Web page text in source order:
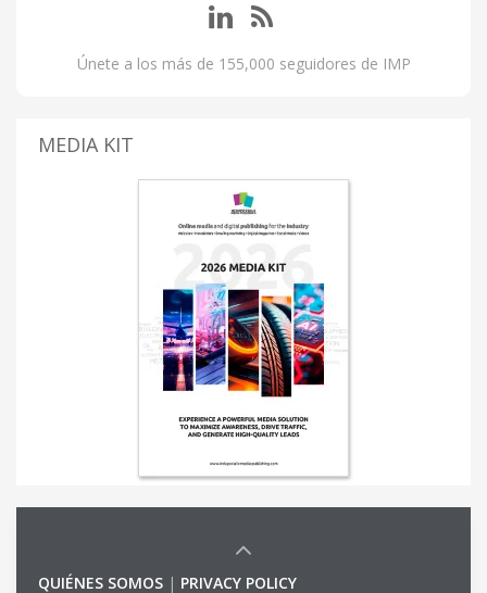
Únete a los más de 155,000 seguidores de IMP
MEDIA KIT
QUIÉNES SOMOS | PRIVACY POLICY